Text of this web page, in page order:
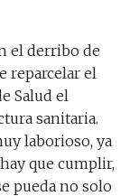
el derribo de
reparcelar el
Salud el
sanitaria.
laborioso, ya
que cumplir,
pueda no solo